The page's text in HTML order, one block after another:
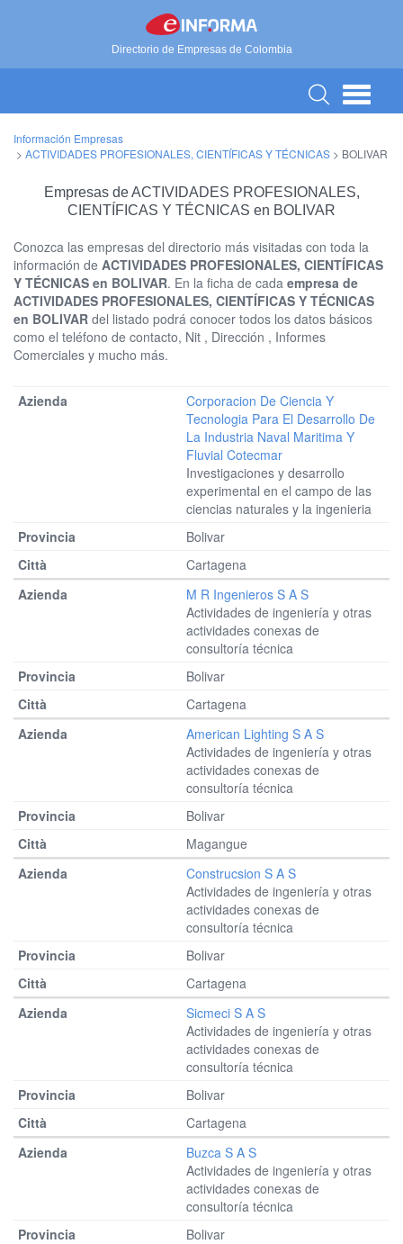
Directorio de Empresas de Colombia
Información Empresas
> ACTIVIDADES PROFESIONALES, CIENTÍFICAS Y TÉCNICAS > BOLIVAR
Empresas de ACTIVIDADES PROFESIONALES,
CIENTÍFICAS Y TÉCNICAS en BOLIVAR
Conozca las empresas del directorio más visitadas con toda la
información de ACTIVIDADES PROFESIONALES, CIENTÍFICAS
Y TÉCNICAS en BOLIVAR. En la ficha de cada empresa de
ACTIVIDADES PROFESIONALES, CIENTÍFICAS Y TÉCNICAS
en BOLIVAR del listado podrá conocer todos los datos básicos
como el teléfono de contacto, Nit , Dirección , Informes
Comerciales y mucho más.
Corporacion De Ciencia Y
Tecnologia Para El Desarrollo De
La Industria Naval Maritima Y
Fluvial Cotecmar
Investigaciones y desarrollo
experimental en el campo de las
ciencias naturales y la ingenieria
Bolivar
Cartagena
M R Ingenieros S A S
Actividades de ingeniería y otras
actividades conexas de
consultoría técnica
Bolivar
Cartagena
American Lighting S A S
Actividades de ingeniería y otras
actividades conexas de
consultoría técnica
Bolivar
Magangue
Construcsion S A S
Actividades de ingeniería y otras
actividades conexas de
consultoría técnica
Bolivar
Cartagena
Sicmeci S A S
Actividades de ingeniería y otras
actividades conexas de
consultoría técnica
Bolivar
Cartagena
Buzca S A S
Actividades de ingeniería y otras
actividades conexas de
consultoría técnica
Bolivar